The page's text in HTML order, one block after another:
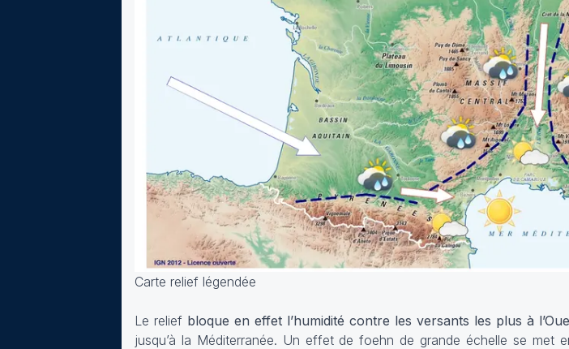
Carte relief légendée
Le relief bloque en effet l’humidité contre les versants les plus à
jusqu’à la Méditerranée. Un effet de foehn de grande échelle se met